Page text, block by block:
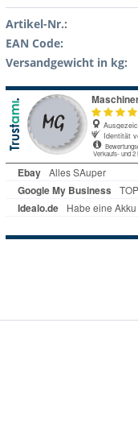
Artikel-Nr.:
EAN Code:
Versandgewicht in kg: